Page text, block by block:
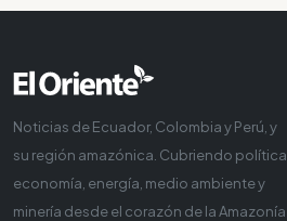
Noticias de Ecuador, Colombia y Perú, y
su región amazónica. Cubriendo política,
economía, energía, medio ambiente y
minería desde el corazón de la Amazonía